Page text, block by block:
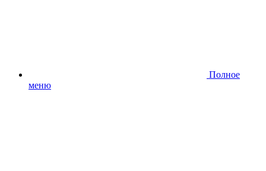
Полное
меню